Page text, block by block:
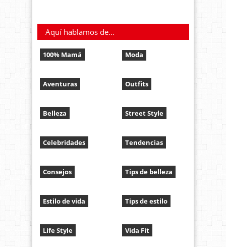
Aquí hablamos de…
100% Mamá
Aventuras
Belleza
Celebridades
Consejos
Estilo de vida
Life Style
Moda
Outfits
Street Style
Tendencias
Tips de belleza
Tips de estilo
Vida Fit